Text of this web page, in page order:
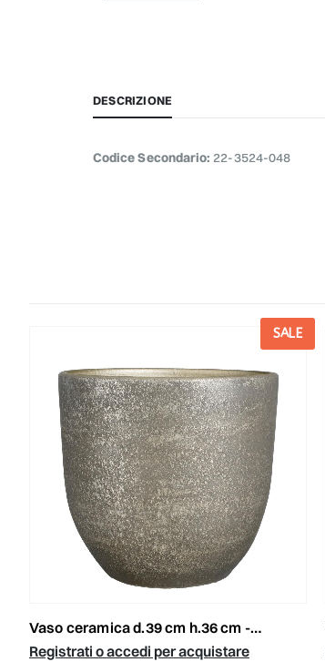
DESCRIZIONE
Codice Secondario: 22-3524-048
SALE
vaso ceramica d.39 cm h.36 cm -carrie- nero anticato
Registrati o accedi per acquistare